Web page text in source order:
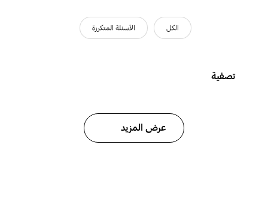
الكل الأسئلة المتكررة
تصفية
عرض المزيد